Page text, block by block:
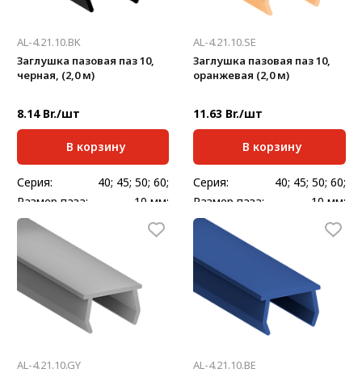
AL-4.21.10.BK
Заглушка пазовая паз 10,
черная, (2,0 м)
8.14 Br./шт
В корзину
Серия:
40; 45; 50; 60;
Размер паза:
10 мм;
Стандартная длина,
2000
Масса, кг/шт:
AL-4.21.10.SE
Заглушка пазовая паз 10,
оранжевая (2,0 м)
11.63 Br./шт
В корзину
Серия:
40; 45; 50; 60;
Размер паза:
10 мм;
Стандартная длина,
2000
Масса, кг/шт:
AL-4.21.10.GY
AL-4.21.10.BE